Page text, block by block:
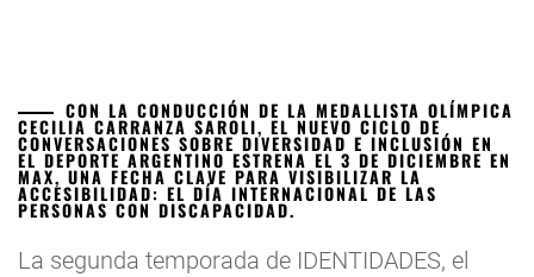
CON LA CONDUCCIÓN DE LA MEDALLISTA OLÍMPICA
CECILIA CARRANZA SAROLI, EL NUEVO CICLO DE
CONVERSACIONES SOBRE DIVERSIDAD E INCLUSIÓN EN
EL DEPORTE ARGENTINO ESTRENA EL 3 DE DICIEMBRE EN
MAX, UNA FECHA CLAVE PARA VISIBILIZAR LA
ACCESIBILIDAD: EL DÍA INTERNACIONAL DE LAS
PERSONAS CON DISCAPACIDAD.
La segunda temporada de IDENTIDADES, el